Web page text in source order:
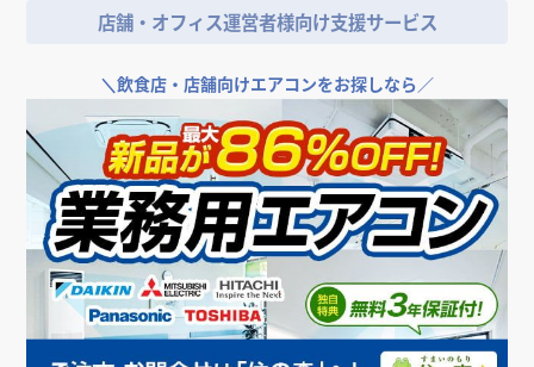
店舗・オフィス運営者様向け支援サービス
＼飲食店・店舗向けエアコンをお探しなら／